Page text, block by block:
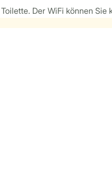
Der WiFi können Sie